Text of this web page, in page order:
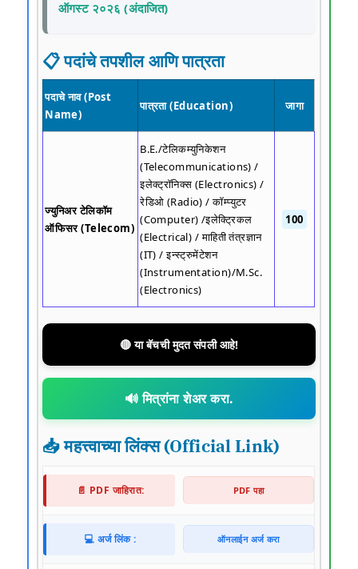
ऑगस्ट २०२६ (अंदाजित)
📋 पदांचे तपशील आणि पात्रता
पदाचे नाव (Post
Name)
पात्रता (Education) जागा
ज्युनिअर टेलिकॉम
ऑफिसर (Telecom)
B.E./टेलिकम्युनिकेशन
(Telecommunications) /
इलेक्ट्रॉनिक्स (Electronics) /
रेडिओ (Radio) / कॉम्प्युटर
(Computer) /इलेक्ट्रिकल
(Electrical) / माहिती तंत्रज्ञान
(IT) / इन्स्ट्रुमेंटेशन
(Instrumentation)/M.Sc.
(Electronics)
100
🔴 या बॅचची मुदत संपली आहे!
🔊 मित्रांना शेअर करा.
📥 महत्त्वाच्या लिंक्स (Official Link)
📄 PDF जाहिरात: PDF पहा
💻 अर्ज लिंक : ऑनलाईन अर्ज करा